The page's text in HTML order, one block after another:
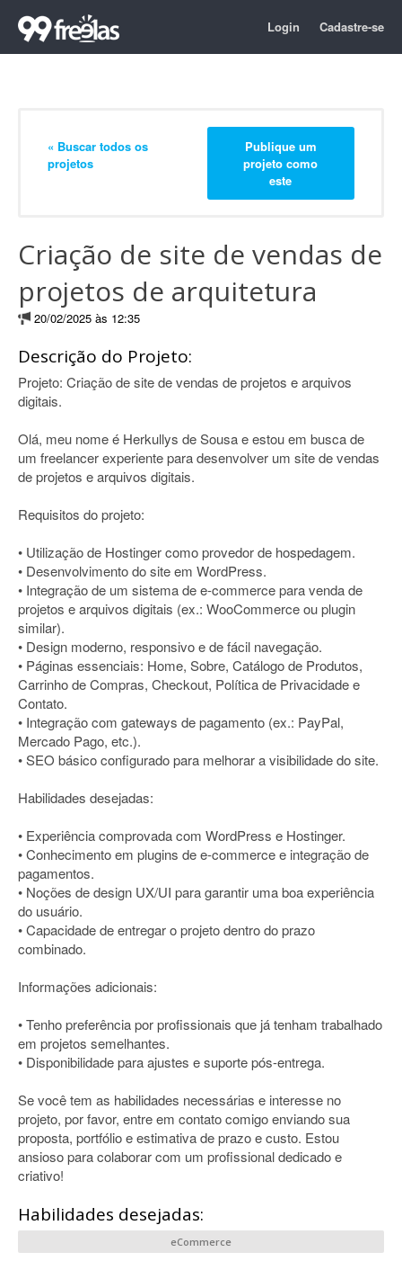
Login Cadastre-se
« Buscar todos os
projetos
Publique um
projeto como
este
Criação de site de vendas de
projetos de arquitetura
20/02/2025 às 12:35
Descrição do Projeto:
Projeto: Criação de site de vendas de projetos e arquivos
digitais.
Olá, meu nome é Herkullys de Sousa e estou em busca de
um freelancer experiente para desenvolver um site de vendas
de projetos e arquivos digitais.
Requisitos do projeto:
• Utilização de Hostinger como provedor de hospedagem.
• Desenvolvimento do site em WordPress.
• Integração de um sistema de e-commerce para venda de
projetos e arquivos digitais (ex.: WooCommerce ou plugin
similar).
• Design moderno, responsivo e de fácil navegação.
• Páginas essenciais: Home, Sobre, Catálogo de Produtos,
Carrinho de Compras, Checkout, Política de Privacidade e
Contato.
• Integração com gateways de pagamento (ex.: PayPal,
Mercado Pago, etc.).
• SEO básico configurado para melhorar a visibilidade do site.
Habilidades desejadas:
• Experiência comprovada com WordPress e Hostinger.
• Conhecimento em plugins de e-commerce e integração de
pagamentos.
• Noções de design UX/UI para garantir uma boa experiência
do usuário.
• Capacidade de entregar o projeto dentro do prazo
combinado.
Informações adicionais:
• Tenho preferência por profissionais que já tenham trabalhado
em projetos semelhantes.
• Disponibilidade para ajustes e suporte pós-entrega.
Se você tem as habilidades necessárias e interesse no
projeto, por favor, entre em contato comigo enviando sua
proposta, portfólio e estimativa de prazo e custo. Estou
ansioso para colaborar com um profissional dedicado e
criativo!
Habilidades desejadas:
eCommerce